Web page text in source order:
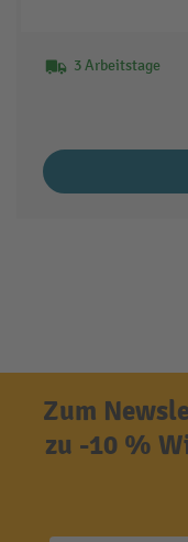
3 Arbeitstage
Zum
zu -10 %